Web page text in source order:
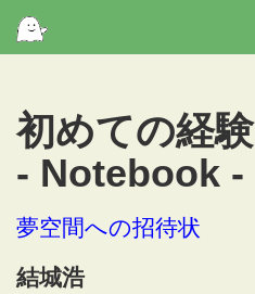
初めての経験
- Notebook -
夢空間への招待状
結城浩